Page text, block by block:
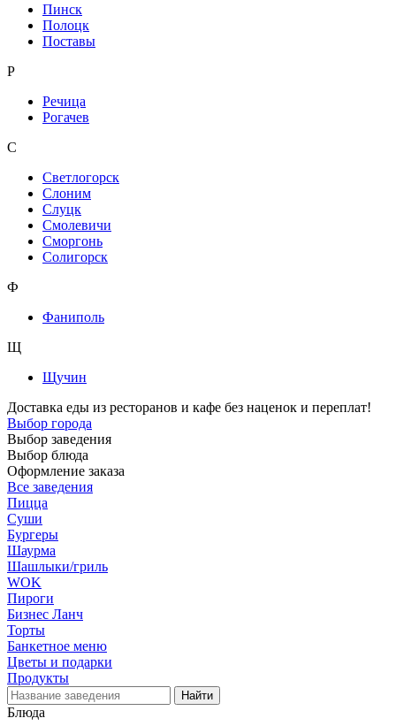
Пинск
Полоцк
Поставы
Р
Речица
Рогачев
С
Светлогорск
Слоним
Слуцк
Смолевичи
Сморгонь
Солигорск
Ф
Фаниполь
Щ
Щучин
Доставка еды из ресторанов и кафе без наценок и переплат!
Выбор города
Выбор заведения
Выбор блюда
Оформление заказа
Все заведения
Пицца
Суши
Бургеры
Шаурма
Шашлыки/гриль
WOK
Пироги
Бизнес Ланч
Торты
Банкетное меню
Цветы и подарки
Продукты
Блюда